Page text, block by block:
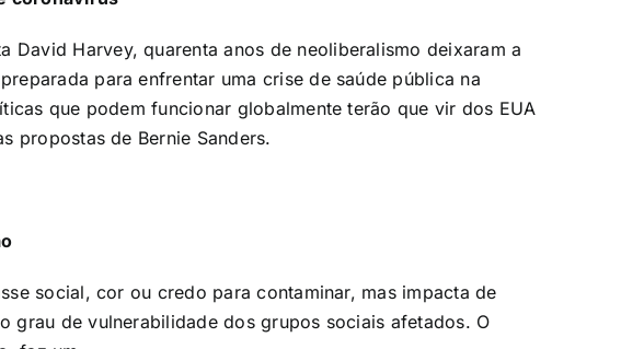
David Harvey, quarenta anos de neoliberalismo deixaram a
para enfrentar uma crise de saúde pública na
que podem funcionar globalmente terão que vir dos EUA
propostas de Bernie Sanders.
social, cor ou credo para contaminar, mas impacta de
grau de vulnerabilidade dos grupos sociais afetados. O